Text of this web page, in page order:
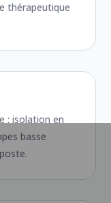
thérapeutique
: isolation en
basse